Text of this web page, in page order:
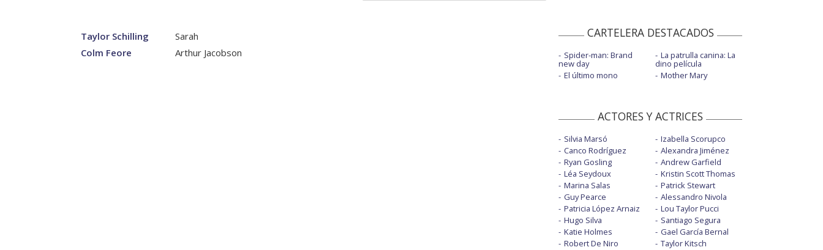
Taylor Schilling
Sarah
Colm Feore
Arthur Jacobson
CARTELERA DESTACADOS
Spider-man: Brand
new day
El último mono
La patrulla canina: La
dino película
Mother Mary
ACTORES Y ACTRICES
Silvia Marsó
Canco Rodríguez
Ryan Gosling
Léa Seydoux
Marina Salas
Guy Pearce
Patricia López Arnaiz
Hugo Silva
Katie Holmes
Robert De Niro
Izabella Scorupco
Alexandra Jiménez
Andrew Garfield
Kristin Scott Thomas
Patrick Stewart
Alessandro Nivola
Lou Taylor Pucci
Santiago Segura
Gael García Bernal
Taylor Kitsch